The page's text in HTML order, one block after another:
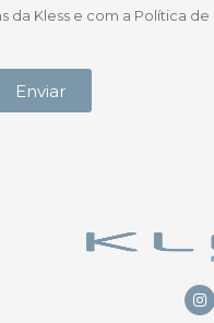
Kless e com a Política
Enviar